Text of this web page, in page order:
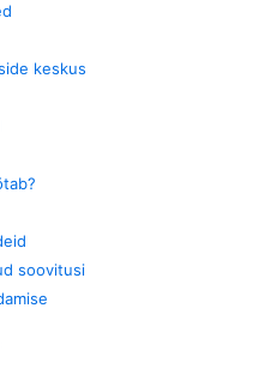
keskus
soovitusi